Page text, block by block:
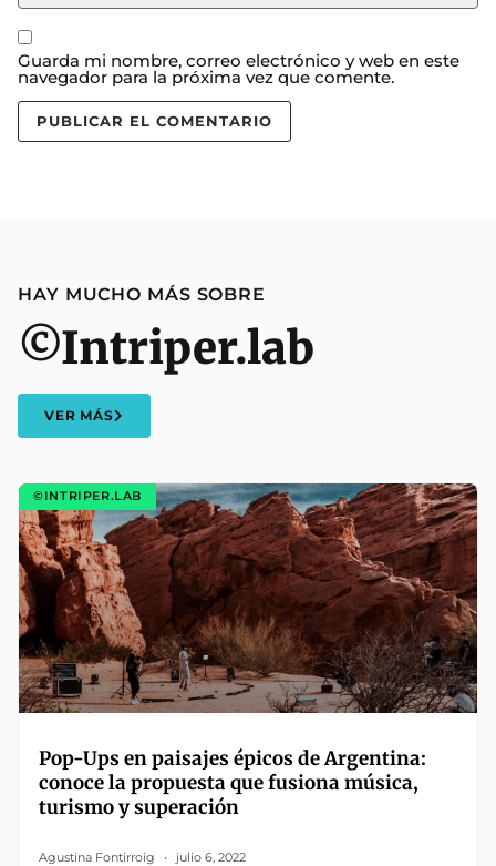
Guarda mi nombre, correo electrónico y web en este
navegador para la próxima vez que comente.
HAY MUCHO MÁS SOBRE
©Intriper.lab
VER MÁS
©INTRIPER.LAB
Pop-Ups en paisajes épicos de Argentina:
conoce la propuesta que fusiona música,
turismo y superación
Agustina Fontirroig julio 6, 2022